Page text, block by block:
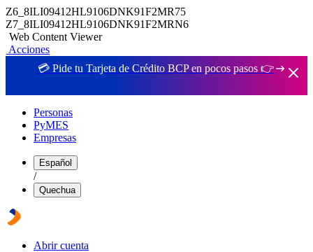
Z6_8ILI09412HL9106DNK91F2MR75
Z7_8ILI09412HL9106DNK91F2MRN6
Web Content Viewer
Acciones
💳 Pide tu Tarjeta de Crédito BCP en pocos pasos 👉
Personas
PyMES
Empresas
Español
/
Quechua
Abrir cuenta